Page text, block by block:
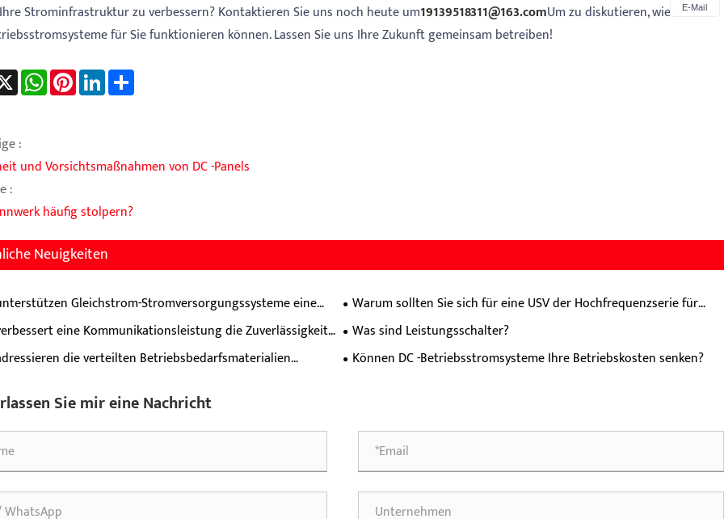
Strominfrastruktur zu verbessern? Kontaktieren Sie uns noch heute um19139518311@163.comUm zu diskutieren, wie unsere
für Sie funktionieren können. Lassen Sie uns Ihre Zukunft gemeinsam betreiben!
WhatsAppPinterestLinkedIn
:
und Vorsichtsmaßnahmen von DC -Panels
:
häufig stolpern?
Neuigkeiten
Gleichstrom-Stromversorgungssysteme eine
industrielle Stromverteilung?
Warum sollten Sie sich für eine USV der Hochfrequenzserie für
einen Leistungsschutz der nächsten Stufe entscheiden?
eine Kommunikationsleistung die Zuverlässigkeit
Netzwerke?
Was sind Leistungsschalter?
die verteilten Betriebsbedarfsmaterialien
Felder hinweg?
Können DC -Betriebsstromsysteme Ihre Betriebskosten senken?
Sie mir eine Nachricht
E-Mail